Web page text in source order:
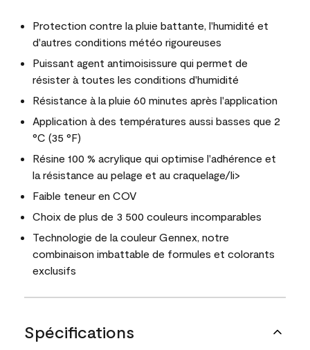
Protection contre la pluie battante, l'humidité et
d'autres conditions météo rigoureuses
Puissant agent antimoisissure qui permet de
résister à toutes les conditions d'humidité
Résistance à la pluie 60 minutes après l'application
Application à des températures aussi basses que 2
°C (35 °F)
Résine 100 % acrylique qui optimise l'adhérence et
la résistance au pelage et au craquelage/li>
Faible teneur en COV
Choix de plus de 3 500 couleurs incomparables
Technologie de la couleur Gennex, notre
combinaison imbattable de formules et colorants
exclusifs
Spécifications